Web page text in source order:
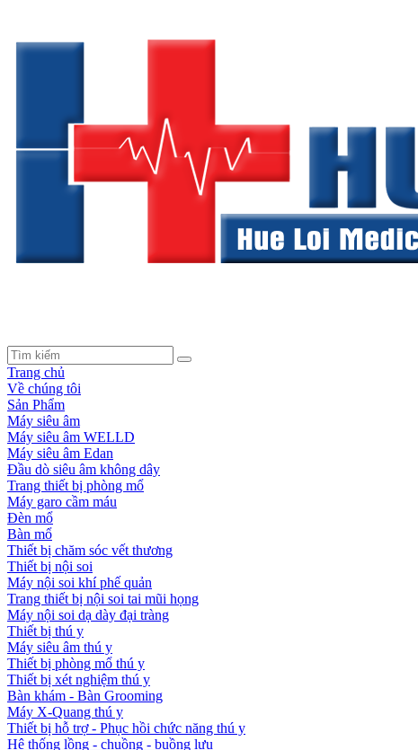
Trang chủ
Về chúng tôi
Sản Phẩm
Máy siêu âm
Máy siêu âm WELLD
Máy siêu âm Edan
Đầu dò siêu âm không dây
Trang thiết bị phòng mổ
Máy garo cầm máu
Đèn mổ
Bàn mổ
Thiết bị chăm sóc vết thương
Thiết bị nội soi
Máy nội soi khí phế quản
Trang thiết bị nội soi tai mũi họng
Máy nội soi dạ dày đại tràng
Thiết bị thú y
Máy siêu âm thú y
Thiết bị phòng mổ thú y
Thiết bị xét nghiệm thú y
Bàn khám - Bàn Grooming
Máy X-Quang thú y
Thiết bị hỗ trợ - Phục hồi chức năng thú y
Hệ thống lồng - chuồng - buồng lưu